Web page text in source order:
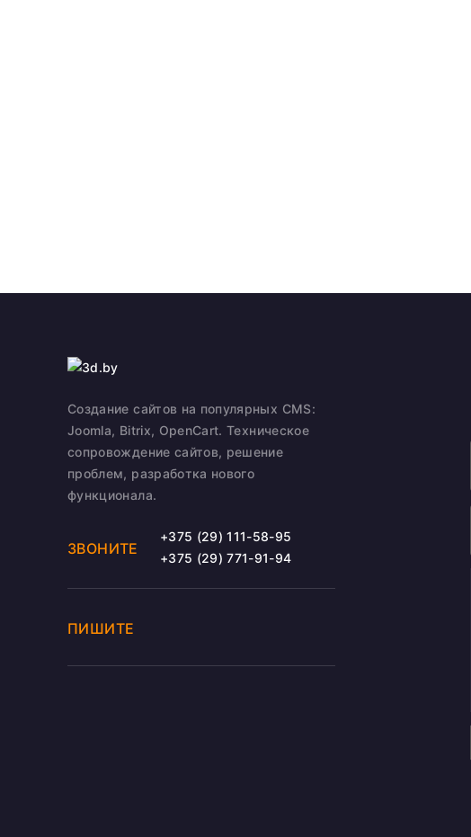
Создание сайтов на популярных CMS:
Joomla, Bitrix, OpenCart. Техническое
сопровождение сайтов, решение
проблем, разработка нового
функционала.
ЗВОНИТЕ
+375 (29) 111-58-95
+375 (29) 771-91-94
ПИШИТЕ